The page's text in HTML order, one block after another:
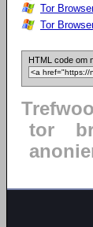
Tor
Tor
HTML code om
tor